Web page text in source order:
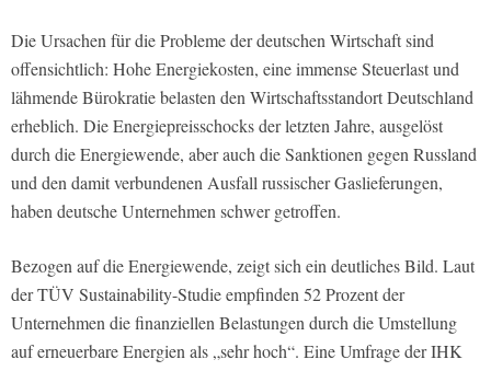
Die Ursachen für die Probleme der deutschen Wirtschaft sind
offensichtlich: Hohe Energiekosten, eine immense Steuerlast und
lähmende Bürokratie belasten den Wirtschaftsstandort Deutschland
erheblich. Die Energiepreisschocks der letzten Jahre, ausgelöst
durch die Energiewende, aber auch die Sanktionen gegen Russland
und den damit verbundenen Ausfall russischer Gaslieferungen,
haben deutsche Unternehmen schwer getroffen.
Bezogen auf die Energiewende, zeigt sich ein deutliches Bild. Laut
der TÜV Sustainability-Studie empfinden 52 Prozent der
Unternehmen die finanziellen Belastungen durch die Umstellung
auf erneuerbare Energien als „sehr hoch“. Eine Umfrage der IHK